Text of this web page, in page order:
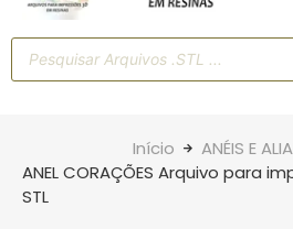
Início
ANÉIS E
ANEL CORAÇÕES Arquivo para
STL